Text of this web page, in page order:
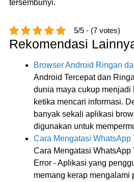
tersembunyi.
5/5 - (7 votes)
Rekomendasi
Browser Android Ringan
Android Tercepat dan
dunia maya cukup menjadi
ketika mencari informasi.
banyak sekali aplikasi
digunakan untuk
Cara Mengatasi WhatsApp
Cara Mengatasi
Error - Aplikasi yang
memang kerap mengalami